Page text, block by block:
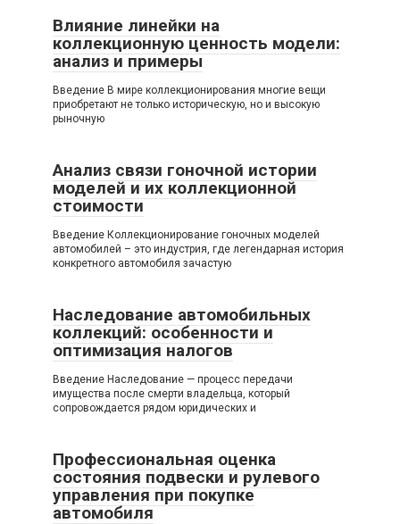
Влияние линейки на
коллекционную ценность модели:
анализ и примеры
Введение В мире коллекционирования многие вещи
приобретают не только историческую, но и высокую
рыночную
Анализ связи гоночной истории
моделей и их коллекционной
стоимости
Введение Коллекционирование гоночных моделей
автомобилей – это индустрия, где легендарная история
конкретного автомобиля зачастую
Наследование автомобильных
коллекций: особенности и
оптимизация налогов
Введение Наследование — процесс передачи
имущества после смерти владельца, который
сопровождается рядом юридических и
Профессиональная оценка
состояния подвески и рулевого
управления при покупке
автомобиля